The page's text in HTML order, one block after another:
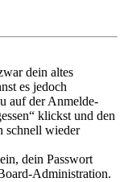
dein altes
es jedoch
auf der Anmelde-
klickst und den
schnell wieder
dein Passwort
Administration.